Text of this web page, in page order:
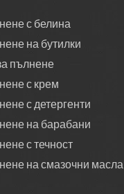
с белина
на бутилки
пълнене
с крем
с детергенти
на барабани
с течност
на смазочни масла